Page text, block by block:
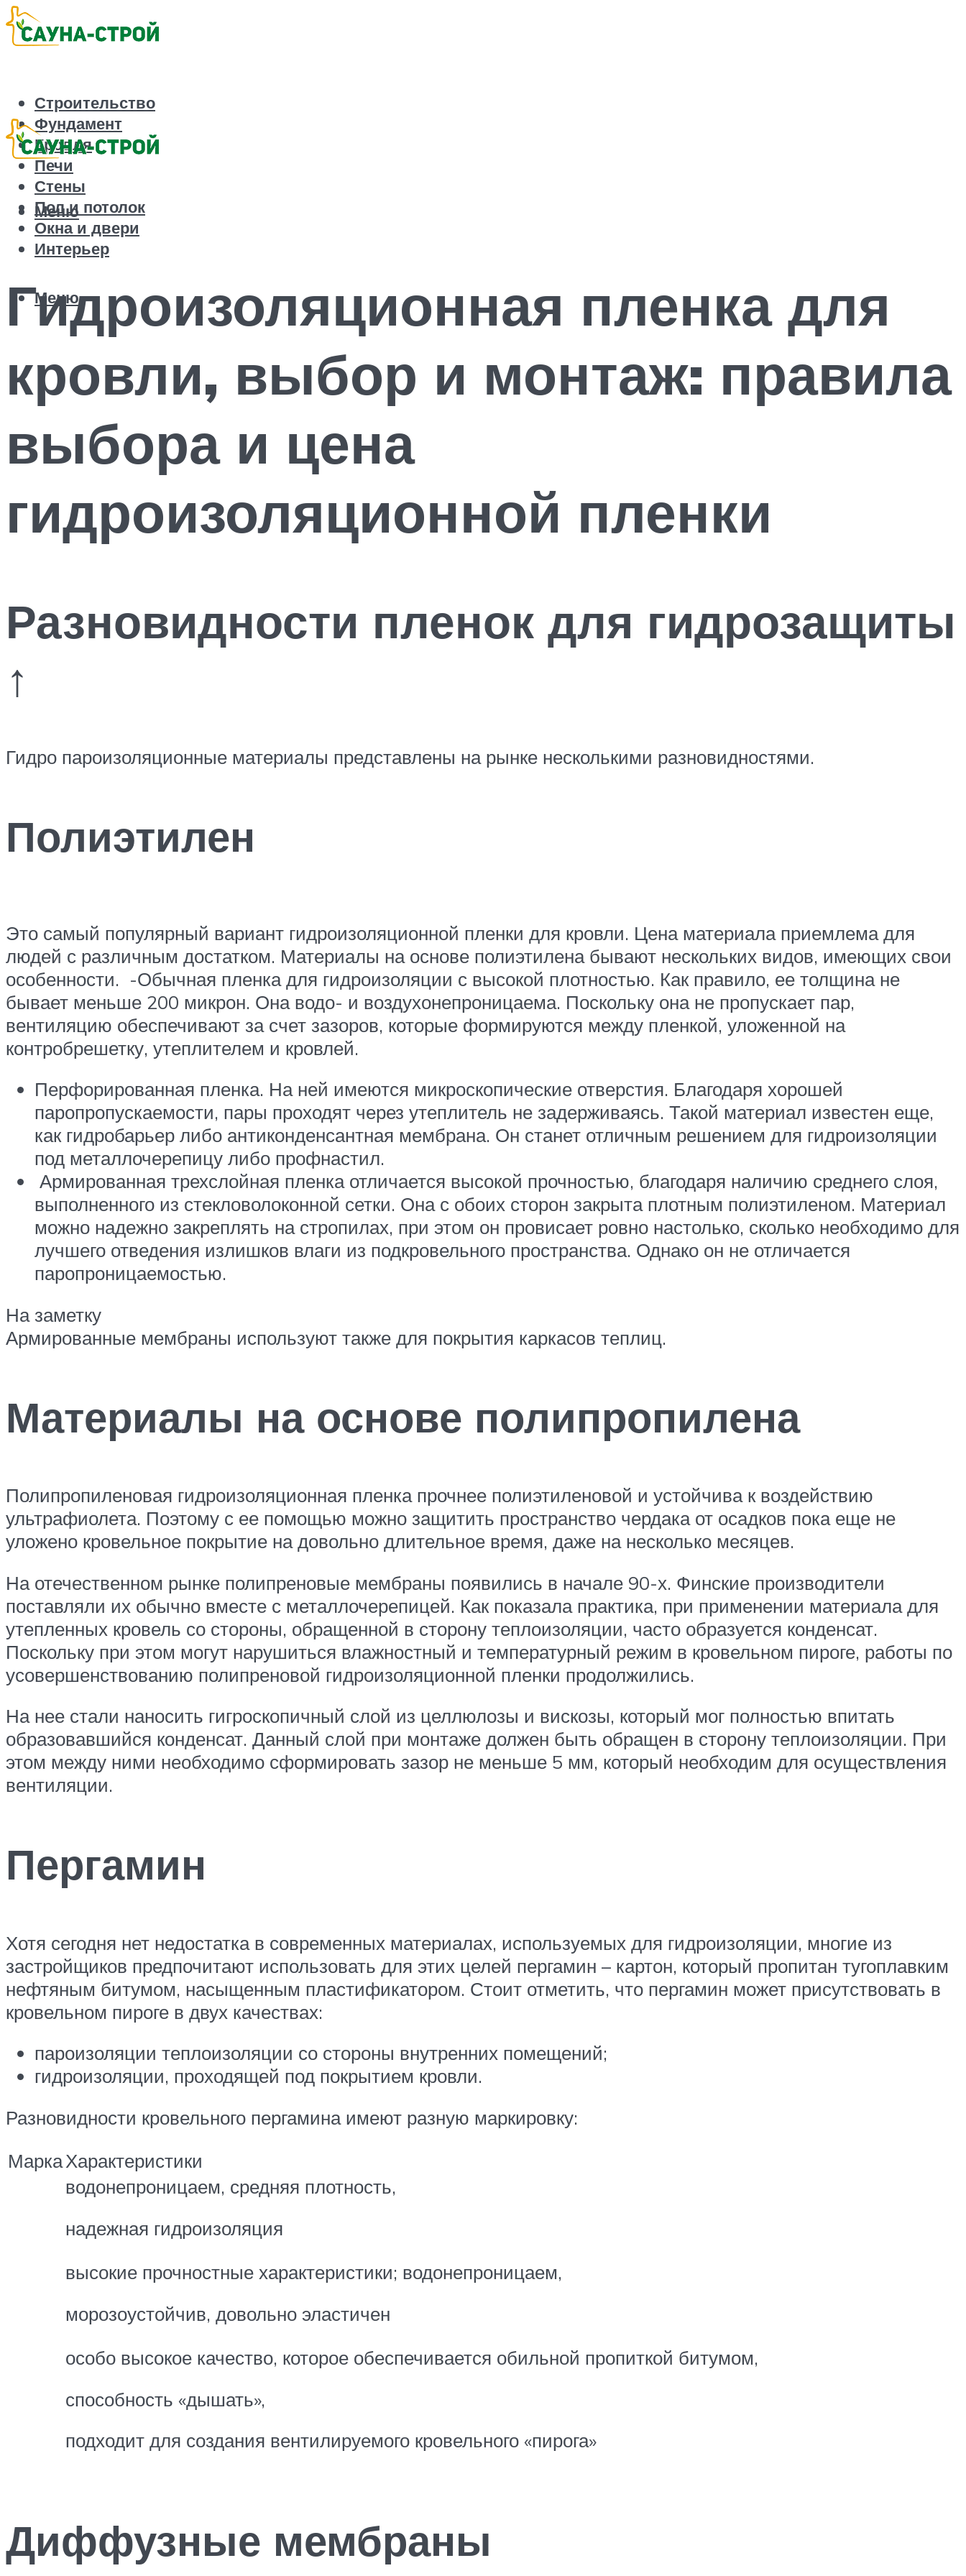
Строительство
Фундамент
Кровля
Печи
Стены
Пол и потолок
Окна и двери
Интерьер
Меню
Меню
Гидроизоляционная пленка для
кровли, выбор и монтаж: правила
выбора и цена
гидроизоляционной пленки
Разновидности пленок для гидрозащиты
↑
Гидро пароизоляционные материалы представлены на рынке несколькими разновидностями.
Полиэтилен
Это самый популярный вариант гидроизоляционной пленки для кровли. Цена материала приемлема для
людей с различным достатком. Материалы на основе полиэтилена бывают нескольких видов, имеющих свои
особенности. -Обычная пленка для гидроизоляции с высокой плотностью. Как правило, ее толщина не
бывает меньше 200 микрон. Она водо- и воздухонепроницаема. Поскольку она не пропускает пар,
вентиляцию обеспечивают за счет зазоров, которые формируются между пленкой, уложенной на
контробрешетку, утеплителем и кровлей.
Перфорированная пленка. На ней имеются микроскопические отверстия. Благодаря хорошей
паропропускаемости, пары проходят через утеплитель не задерживаясь. Такой материал известен еще,
как гидробарьер либо антиконденсантная мембрана. Он станет отличным решением для гидроизоляции
под металлочерепицу либо профнастил.
Армированная трехслойная пленка отличается высокой прочностью, благодаря наличию среднего слоя,
выполненного из стекловолоконной сетки. Она с обоих сторон закрыта плотным полиэтиленом. Материал
можно надежно закреплять на стропилах, при этом он провисает ровно настолько, сколько необходимо для
лучшего отведения излишков влаги из подкровельного пространства. Однако он не отличается
паропроницаемостью.
На заметку
Армированные мембраны используют также для покрытия каркасов теплиц.
Материалы на основе полипропилена
Полипропиленовая гидроизоляционная пленка прочнее полиэтиленовой и устойчива к воздействию
ультрафиолета. Поэтому с ее помощью можно защитить пространство чердака от осадков пока еще не
уложено кровельное покрытие на довольно длительное время, даже на несколько месяцев.
На отечественном рынке полипреновые мембраны появились в начале 90-х. Финские производители
поставляли их обычно вместе с металлочерепицей. Как показала практика, при применении материала для
утепленных кровель со стороны, обращенной в сторону теплоизоляции, часто образуется конденсат.
Поскольку при этом могут нарушиться влажностный и температурный режим в кровельном пироге, работы по
усовершенствованию полипреновой гидроизоляционной пленки продолжились.
На нее стали наносить гигроскопичный слой из целлюлозы и вискозы, который мог полностью впитать
образовавшийся конденсат. Данный слой при монтаже должен быть обращен в сторону теплоизоляции. При
этом между ними необходимо сформировать зазор не меньше 5 мм, который необходим для осуществления
вентиляции.
Пергамин
Хотя сегодня нет недостатка в современных материалах, используемых для гидроизоляции, многие из
застройщиков предпочитают использовать для этих целей пергамин – картон, который пропитан тугоплавким
нефтяным битумом, насыщенным пластификатором. Стоит отметить, что пергамин может присутствовать в
кровельном пироге в двух качествах:
пароизоляции теплоизоляции со стороны внутренних помещений;
гидроизоляции, проходящей под покрытием кровли.
Разновидности кровельного пергамина имеют разную маркировку:
МаркаХарактеристики
водонепроницаем, средняя плотность,
надежная гидроизоляция
высокие прочностные характеристики; водонепроницаем,
морозоустойчив, довольно эластичен
особо высокое качество, которое обеспечивается обильной пропиткой битумом,
способность «дышать»,
подходит для создания вентилируемого кровельного «пирога»
Диффузные мембраны